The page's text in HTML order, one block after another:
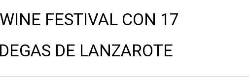
FESTIVAL CON 17
DE LANZAROTE